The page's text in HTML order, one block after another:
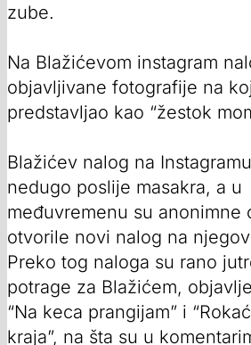
zube.
Na Blažićevom instagram
objavljivane fotografije na
predstavljao kao “žestok
Blažićev nalog na
nedugo poslije masakra, a u
međuvremenu su anonimne
otvorile novi nalog na
Preko tog naloga su rano
potrage za Blažićem,
“Na keca prangijam” i
kraja”, na šta su u